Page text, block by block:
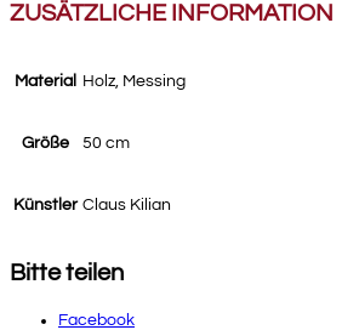
ZUSÄTZLICHE INFORMATION
Material Holz, Messing
Größe 50 cm
Künstler Claus Kilian
Bitte teilen
Facebook